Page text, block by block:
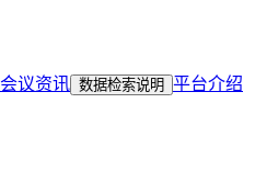
会议资讯 数据检索说明 平台介绍